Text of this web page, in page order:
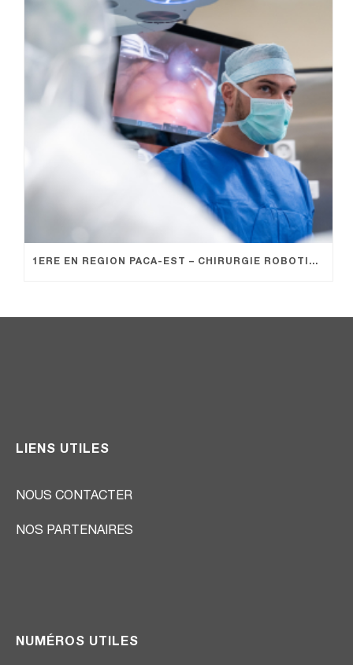
1ERE EN REGION PACA-EST – CHIRURGIE ROBOTIQUE EN PEDIATRIE
LIENS UTILES
NOUS CONTACTER
NOS PARTENAIRES
NUMÉROS UTILES